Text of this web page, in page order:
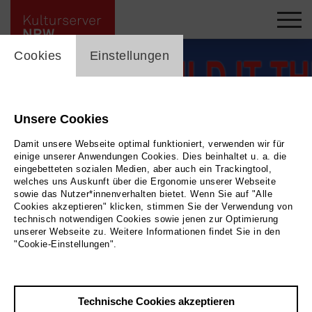
„Could it then have been
cookie_layer
Cookies Einstellungen
Unsere Cookies
Damit unsere Webseite optimal funktioniert, verwenden wir für
einige unserer Anwendungen Cookies. Dies beinhaltet u. a. die
eingebetteten sozialen Medien, aber auch ein Trackingtool,
welches uns Auskunft über die Ergonomie unserer Webseite
sowie das Nutzer*innenverhalten bietet. Wenn Sie auf "Alle
Cookies akzeptieren" klicken, stimmen Sie der Verwendung von
technisch notwendigen Cookies sowie jenen zur Optimierung
unserer Webseite zu. Weitere Informationen findet Sie in den
"Cookie-Einstellungen".
Technische Cookies akzeptieren